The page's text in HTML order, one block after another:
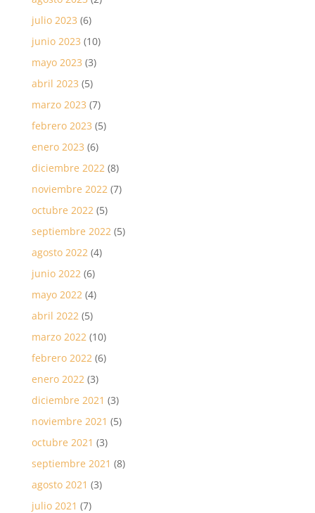
julio 2023 (6)
junio 2023 (10)
mayo 2023 (3)
abril 2023 (5)
marzo 2023 (7)
febrero 2023 (5)
enero 2023 (6)
diciembre 2022(8)
noviembre 2022(7)
octubre 2022(5)
septiembre 2022(5)
agosto 2022(4)
junio 2022(6)
mayo 2022(4)
abril 2022(5)
marzo 2022(10)
febrero 2022(6)
enero 2022(3)
diciembre 2021 (3)
noviembre 2021 (5)
octubre 2021 (3)
septiembre 2021 (8)
agosto 2021 (3)
julio 2021 (7)